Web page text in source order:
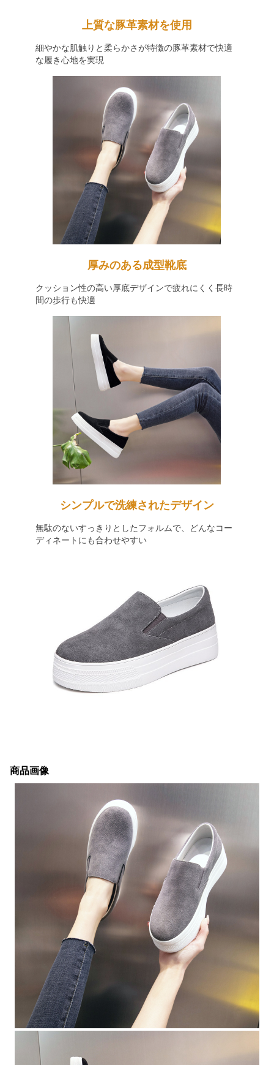
上質な豚革素材を使用
細やかな肌触りと柔らかさが特徴の豚革素材で快適
な履き心地を実現
厚みのある成型靴底
クッション性の高い厚底デザインで疲れにくく長時
間の歩行も快適
シンプルで洗練されたデザイン
無駄のないすっきりとしたフォルムで、どんなコー
ディネートにも合わせやすい
商品画像